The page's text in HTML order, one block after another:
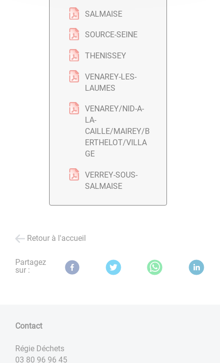
SALMAISE
SOURCE-SEINE
THENISSEY
VENAREY-LES-
LAUMES
VENAREY/NID-A-
LA-
CAILLE/MAIREY/B
ERTHELOT/VILLA
GE
VERREY-SOUS-
SALMAISE
Retour à l'accueil
Partagez
sur :
Contact
Régie Déchets
03 80 96 96 45